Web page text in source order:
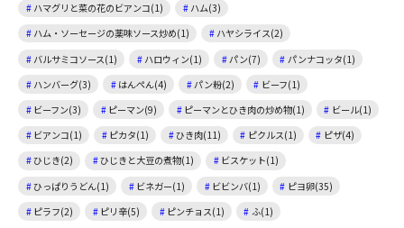
ハマグリと菜の花のビアンコ(1)
ハム(3)
ハム・ソーセージの薬味ソース炒め(1)
ハヤシライス(2)
バルサミコソース(1)
ハロウィン(1) パン(7)
パンナコッタ(1)
ハンバーグ(3)
はんぺん(4) パン粉(2)
ビーフ(1)
ビーフン(3)
ピーマン(9) ピーマンとひき肉の炒め物(1)
ビール(1)
ビアンコ(1)
ピカタ(1) ひき肉(11) ピクルス(1)
ピザ(4)
ひじき(2)
ひじきと大豆の煮物(1)
ビスケット(1)
ひっぱりうどん(1)
ビネガー(1) ビビンバ(1)
ピヨ卵(35)
ピラフ(2)
ピリ辛(5) ピンチョス(1)
ふ(1)